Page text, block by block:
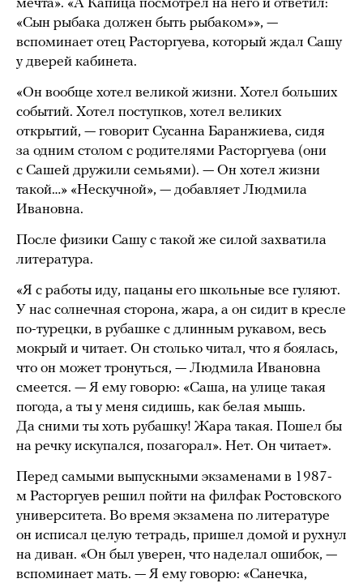
мечта». «А Капица посмотрел на него и ответил:
«Сын рыбака должен быть рыбаком»», —
вспоминает отец Расторгуева, который ждал Сашу
у дверей кабинета.
«Он вообще хотел великой жизни. Хотел больших
событий. Хотел поступков, хотел великих
открытий, — говорит Сусанна Баранжиева, сидя
за одним столом с родителями Расторгуева (они
с Сашей дружили семьями). — Он хотел жизни
такой…» «Нескучной», — добавляет Людмила
Ивановна.
После физики Сашу с такой же силой захватила
литература.
«Я с работы иду, пацаны его школьные все гуляют.
У нас солнечная сторона, жара, а он сидит в кресле
по-турецки, в рубашке с длинным рукавом, весь
мокрый и читает. Он столько читал, что я боялась,
что он может тронуться, — Людмила Ивановна
смеется. — Я ему говорю: «Саша, на улице такая
погода, а ты у меня сидишь, как белая мышь.
Да сними ты хоть рубашку! Жара такая. Пошел бы
на речку искупался, позагорал». Нет. Он читает».
Перед самыми выпускными экзаменами в 1987-
м Расторгуев решил пойти на филфак Ростовского
университета. Во время экзамена по литературе
он исписал целую тетрадь, пришел домой и рухнул
на диван. «Он был уверен, что наделал ошибок, —
вспоминает мать. — Я ему говорю: «Санечка,